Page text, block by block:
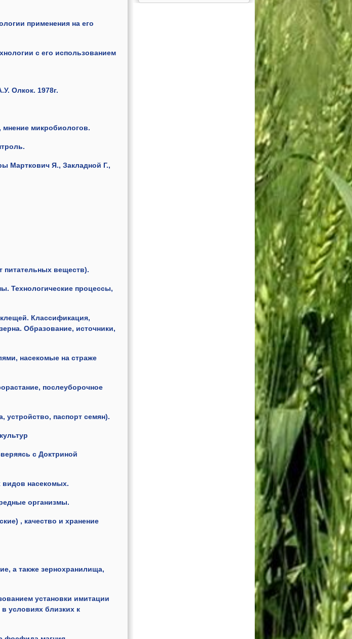
применения на его
с его использованием
Олкок. 1978г.
микробиологов.
Марткович Я., Закладной Г.,
питательных веществ).
Технологические процессы,
Классификация,
Образование, источники,
насекомые на страже
послеуборочное
устройство, паспорт семян).
с Доктриной
насекомых.
организмы.
, качество и хранение
а также зернохранилища,
установки имитации
условиях близких к